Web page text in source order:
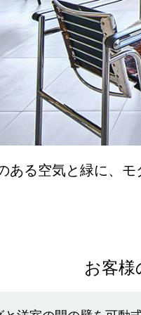
ある空気と緑に、
お客様